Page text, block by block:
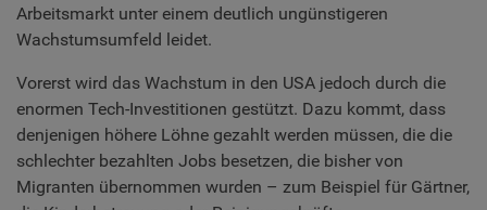
Arbeitsmarkt unter einem deutlich ungünstigeren
Wachstumsumfeld leidet.
Vorerst wird das Wachstum in den USA jedoch durch die
enormen Tech-Investitionen gestützt. Dazu kommt, dass
denjenigen höhere Löhne gezahlt werden müssen, die die
schlechter bezahlten Jobs besetzen, die bisher von
Migranten übernommen wurden – zum Beispiel für Gärtner,